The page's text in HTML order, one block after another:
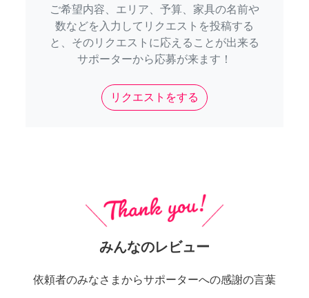
ご希望内容、エリア、予算、家具の名前や
数などを入力してリクエストを投稿する
と、そのリクエストに応えることが出来る
サポーターから応募が来ます！
リクエストをする
みんなのレビュー
依頼者のみなさまからサポーターへの感謝の言葉